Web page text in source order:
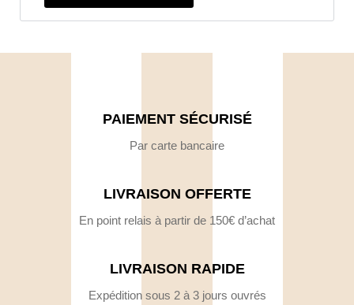
PAIEMENT SÉCURISÉ
Par carte bancaire
LIVRAISON OFFERTE
En point relais à partir de 150€ d’achat
LIVRAISON RAPIDE
Expédition sous 2 à 3 jours ouvrés